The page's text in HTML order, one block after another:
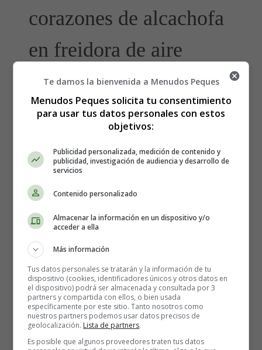
corazones de alcachofa
en freidora de aire
Cómo hacer corazones de
alcachofa en freidora de aire -
Recetas Caseras
Te damos la bienvenida a Menudos Peques
Menudos Peques solicita tu consentimiento
para usar tus datos personales con estos
objetivos:
Publicidad personalizada, medición de contenido y
publicidad, investigación de audiencia y desarrollo de
servicios
Contenido personalizado
Almacenar la información en un dispositivo y/o
acceder a ella
Más información
Tus datos personales se tratarán y la información de tu
dispositivo (cookies, identificadores únicos y otros datos en
el dispositivo) podrá ser almacenada y consultada por 3
partners y compartida con ellos, o bien usada
específicamente por este sitio. Tanto nosotros como
nuestros partners podemos usar datos precisos de
geolocalización. Lista de partners.
Es posible que algunos proveedores traten tus datos